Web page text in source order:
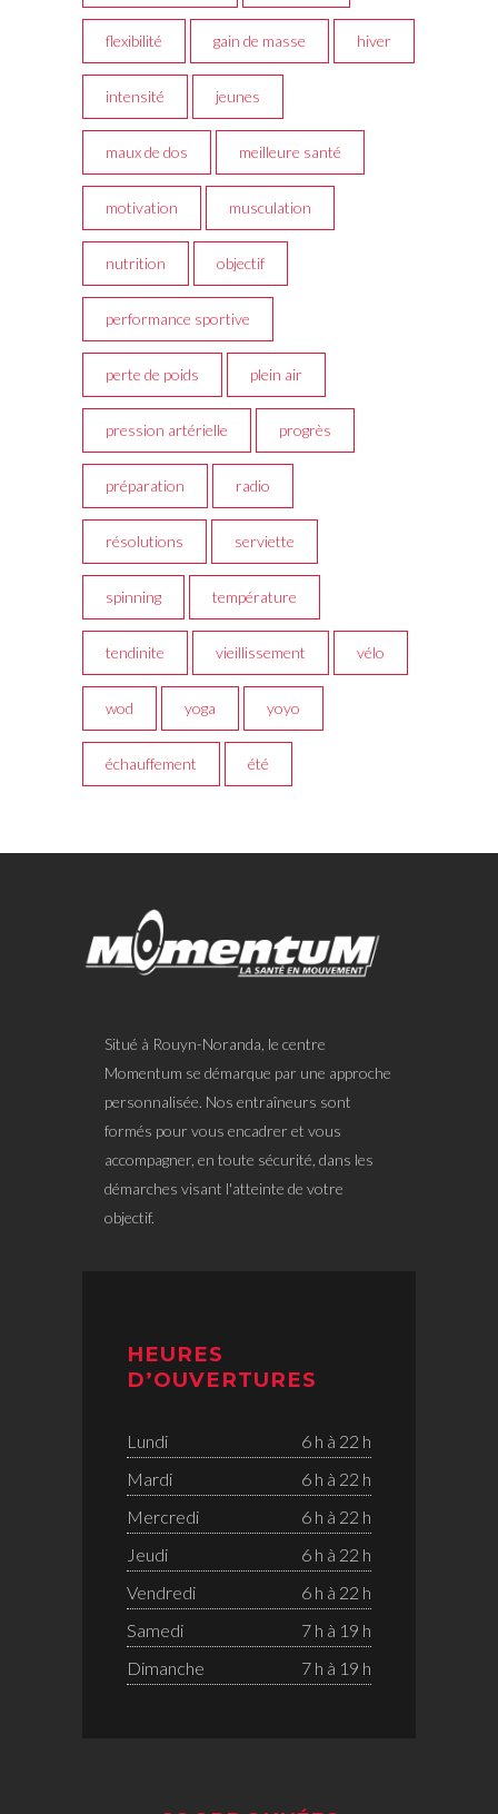
flexibilité gain de masse hiver
intensité jeunes
maux de dos meilleure santé
motivation musculation
nutrition objectif
performance sportive
perte de poids plein air
pression artérielle progrès
préparation radio
résolutions serviette
spinning température
tendinite vieillissement vélo
wod yoga yoyo
échauffement été
Situé à Rouyn-Noranda, le centre
Momentum se démarque par une approche
personnalisée. Nos entraîneurs sont
formés pour vous encadrer et vous
accompagner, en toute sécurité, dans les
démarches visant l'atteinte de votre
objectif.
HEURES
D’OUVERTURES
Lundi
6 h à 22 h
Mardi
6 h à 22 h
Mercredi
6 h à 22 h
Jeudi
6 h à 22 h
Vendredi
6 h à 22 h
Samedi
7 h à 19 h
Dimanche
7 h à 19 h